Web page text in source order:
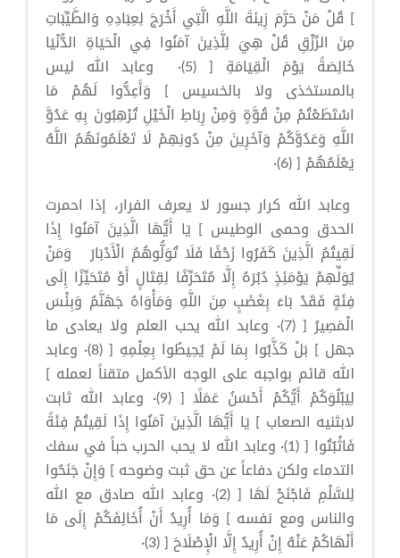
] قُلْ مَنْ حَرَّمَ زِينَةَ اللَّهِ الَّتِي أَخْرَجَ لِعِبَادِهِ وَالطَّيِّبَاتِ
مِنَ الرِّزْقِ قُلْ هِيَ لِلَّذِينَ آمَنُوا فِي الْحَيَاةِ الدُّنْيَا
خَالِصَةً يَوْمَ الْقِيَامَةِ [ (5)· وعابد الله ليس
بالمستخذى ولا بالخسيس ] وَأَعِدُّوا لَهُمْ مَا
اسْتَطَعْتُمْ مِنْ قُوَّةٍ وَمِنْ رِبَاطِ الْخَيْلِ تُرْهِبُونَ بِهِ عَدُوَّ
اللَّهِ وَعَدُوَّكُمْ وَآخَرِينَ مِنْ دُونِهِمْ لَا تَعْلَمُونَهُمُ اللَّهُ
يَعْلَمُهُمْ [ (6)·
وعابد الله كرار جسور لا يعرف الفرار، إذا احمرت
الحدق وحمى الوطيس ] يَا أَيُّهَا الَّذِينَ آمَنُوا إِذَا
لَقِيتُمُ الَّذِينَ كَفَرُوا زَحْفًا فَلَا تُوَلُّوهُمُ الْأَدْبَارَ وَمَنْ
يُوَلِّهِمْ يَوْمَئِذٍ دُبُرَهُ إِلَّا مُتَحَرِّفًا لِقِتَالٍ أَوْ مُتَحَيِّزًا إِلَى
فِئَةٍ فَقَدْ بَاءَ بِغَضَبٍ مِنَ اللَّهِ وَمَأْوَاهُ جَهَنَّمُ وَبِئْسَ
الْمَصِيرُ [ (7)· وعابد الله يحب العلم ولا يعادى ما
جهل ] بَلْ كَذَّبُوا بِمَا لَمْ يُحِيطُوا بِعِلْمِهِ [ (8)· وعابد
الله قائم بواجبه على الوجه الأكمل متقناً لعمله ]
لِيَبْلُوَكُمْ أَيُّكُمْ أَحْسَنُ عَمَلًا [ (9)· وعابد الله ثابت
لابثنيه الصعاب ] يَا أَيُّهَا الَّذِينَ آمَنُوا إِذَا لَقِيتُمْ فِئَةً
فَاثْبُتُوا [ (1)· وعابد الله لا يحب الحرب حباً في سفك
التدماء ولكن دفاعاً عن حق ثبت وضوحه ] وَإِنْ جَنَحُوا
لِلسَّلْمِ فَاجْنَحْ لَهَا [ (2)· وعابد الله صادق مع الله
والناس ومع نفسه ] وَمَا أُرِيدُ أَنْ أُخَالِفَكُمْ إِلَى مَا
أَنْهَاكُمْ عَنْهُ إِنْ أُرِيدُ إِلَّا الْإِصْلَاحَ [ (3)·